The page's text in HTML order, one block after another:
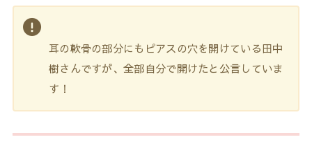
耳の軟骨の部分にもピアスの穴を開けている田中
樹さんですが、全部自分で開けたと公言していま
す！